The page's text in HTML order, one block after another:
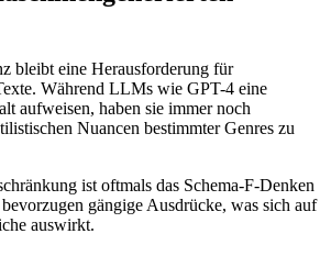
bleibt eine Herausforderung für
Während LLMs wie GPT-4 eine
aufweisen, haben sie immer noch
Nuancen bestimmter Genres zu
ist oftmals das Schema-F-Denken
gängige Ausdrücke, was sich auf
auswirkt.